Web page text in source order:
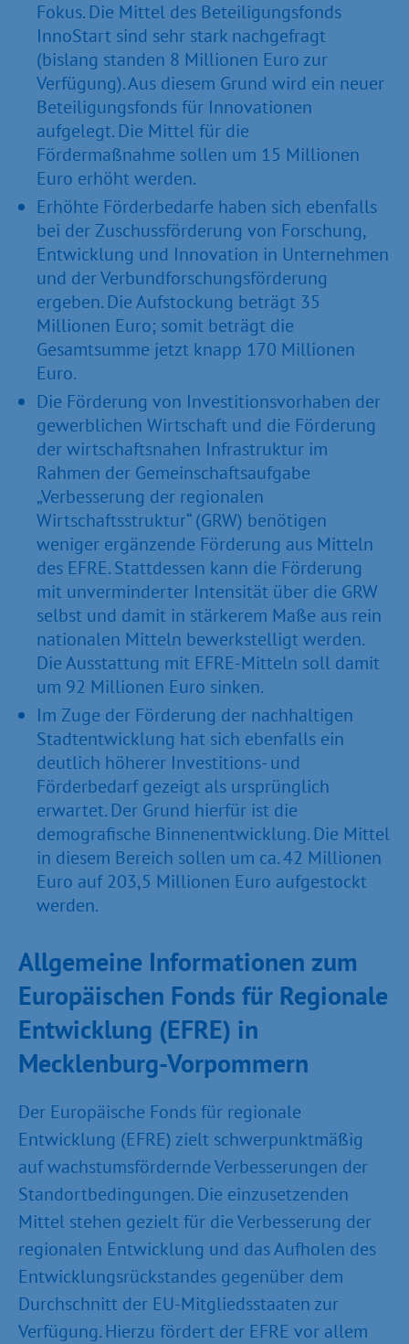
Fokus. Die Mittel des Beteiligungsfonds
InnoStart sind sehr stark nachgefragt
(bislang standen 8 Millionen Euro zur
Verfügung). Aus diesem Grund wird ein neuer
Beteiligungsfonds für Innovationen
aufgelegt. Die Mittel für die
Fördermaßnahme sollen um 15 Millionen
Euro erhöht werden.
Erhöhte Förderbedarfe haben sich ebenfalls
bei der Zuschussförderung von Forschung,
Entwicklung und Innovation in Unternehmen
und der Verbundforschungsförderung
ergeben. Die Aufstockung beträgt 35
Millionen Euro; somit beträgt die
Gesamtsumme jetzt knapp 170 Millionen
Euro.
Die Förderung von Investitionsvorhaben der
gewerblichen Wirtschaft und die Förderung
der wirtschaftsnahen Infrastruktur im
Rahmen der Gemeinschaftsaufgabe
„Verbesserung der regionalen
Wirtschaftsstruktur“ (GRW) benötigen
weniger ergänzende Förderung aus Mitteln
des EFRE. Stattdessen kann die Förderung
mit unverminderter Intensität über die GRW
selbst und damit in stärkerem Maße aus rein
nationalen Mitteln bewerkstelligt werden.
Die Ausstattung mit EFRE-Mitteln soll damit
um 92 Millionen Euro sinken.
Im Zuge der Förderung der nachhaltigen
Stadtentwicklung hat sich ebenfalls ein
deutlich höherer Investitions- und
Förderbedarf gezeigt als ursprünglich
erwartet. Der Grund hierfür ist die
demografische Binnenentwicklung. Die Mittel
in diesem Bereich sollen um ca. 42 Millionen
Euro auf 203,5 Millionen Euro aufgestockt
werden.
Allgemeine Informationen zum
Europäischen Fonds für Regionale
Entwicklung (EFRE) in
Mecklenburg-Vorpommern
Der Europäische Fonds für regionale
Entwicklung (EFRE) zielt schwerpunktmäßig
auf wachstumsfördernde Verbesserungen der
Standortbedingungen. Die einzusetzenden
Mittel stehen gezielt für die Verbesserung der
regionalen Entwicklung und das Aufholen des
Entwicklungsrückstandes gegenüber dem
Durchschnitt der EU-Mitgliedsstaaten zur
Verfügung. Hierzu fördert der EFRE vor allem